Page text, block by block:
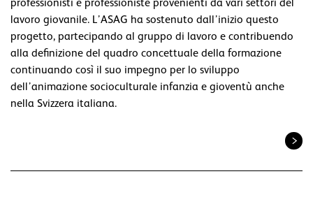
lavoro giovanile. L’ASAG ha sostenuto dall’inizio questo
progetto, partecipando al gruppo di lavoro e contribuendo
alla definizione del quadro concettuale della formazione
continuando così il suo impegno per lo sviluppo
dell’animazione socioculturale infanzia e gioventù anche
nella Svizzera italiana.